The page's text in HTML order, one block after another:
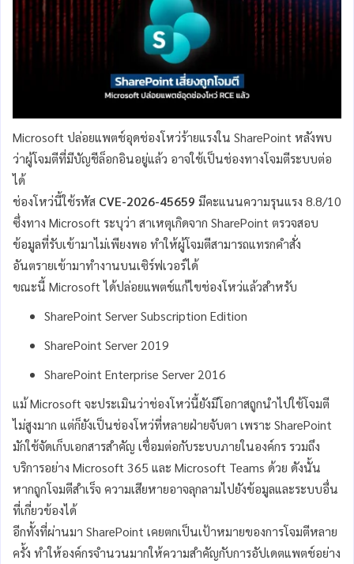
Microsoft ปล่อยแพตช์อุดช่องโหว่ร้ายแรงใน SharePoint หลังพบ
ว่าผู้โจมตีที่มีบัญชีล็อกอินอยู่แล้ว อาจใช้เป็นช่องทางโจมตีระบบต่อ
ได้
ช่องโหว่นี้ใช้รหัส CVE-2026-45659 มีคะแนนความรุนแรง 8.8/10
ซึ่งทาง Microsoft ระบุว่า สาเหตุเกิดจาก SharePoint ตรวจสอบ
ข้อมูลที่รับเข้ามาไม่เพียงพอ ทำให้ผู้โจมตีสามารถแทรกคำสั่ง
อันตรายเข้ามาทำงานบนเซิร์ฟเวอร์ได้
ขณะนี้ Microsoft ได้ปล่อยแพตช์แก้ไขช่องโหว่แล้วสำหรับ
SharePoint Server Subscription Edition
SharePoint Server 2019
SharePoint Enterprise Server 2016
แม้ Microsoft จะประเมินว่าช่องโหว่นี้ยังมีโอกาสถูกนำไปใช้โจมตี
ไม่สูงมาก แต่ก็ยังเป็นช่องโหว่ที่หลายฝ่ายจับตา เพราะ SharePoint
มักใช้จัดเก็บเอกสารสำคัญ เชื่อมต่อกับระบบภายในองค์กร รวมถึง
บริการอย่าง Microsoft 365 และ Microsoft Teams ด้วย ดังนั้น
หากถูกโจมตีสำเร็จ ความเสียหายอาจลุกลามไปยังข้อมูลและระบบอื่น
ที่เกี่ยวข้องได้
อีกทั้งที่ผ่านมา SharePoint เคยตกเป็นเป้าหมายของการโจมตีหลาย
ครั้ง ทำให้องค์กรจำนวนมากให้ความสำคัญกับการอัปเดตแพตช์อย่าง